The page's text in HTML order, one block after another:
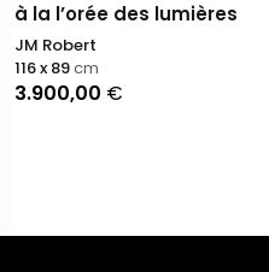
à la l’orée des lumières
JM Robert
3.900,00 €
116 x 89cm